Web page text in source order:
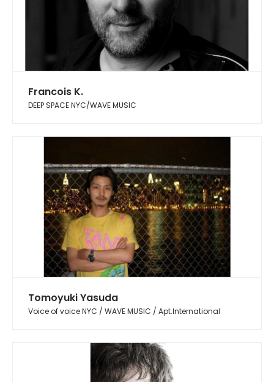
Francois K.
DEEP SPACE NYC/WAVE MUSIC
Tomoyuki Yasuda
Voice of voice NYC / WAVE MUSIC / Apt.International